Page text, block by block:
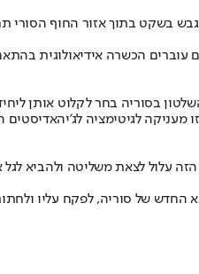
עוברים הכשרה אידיאולוגית
בסוריה בחר לקלוט אותן
לגיטימציה
עלול לצאת משליטה ולהביא לגל
החדש של סוריה, לפקח עליו